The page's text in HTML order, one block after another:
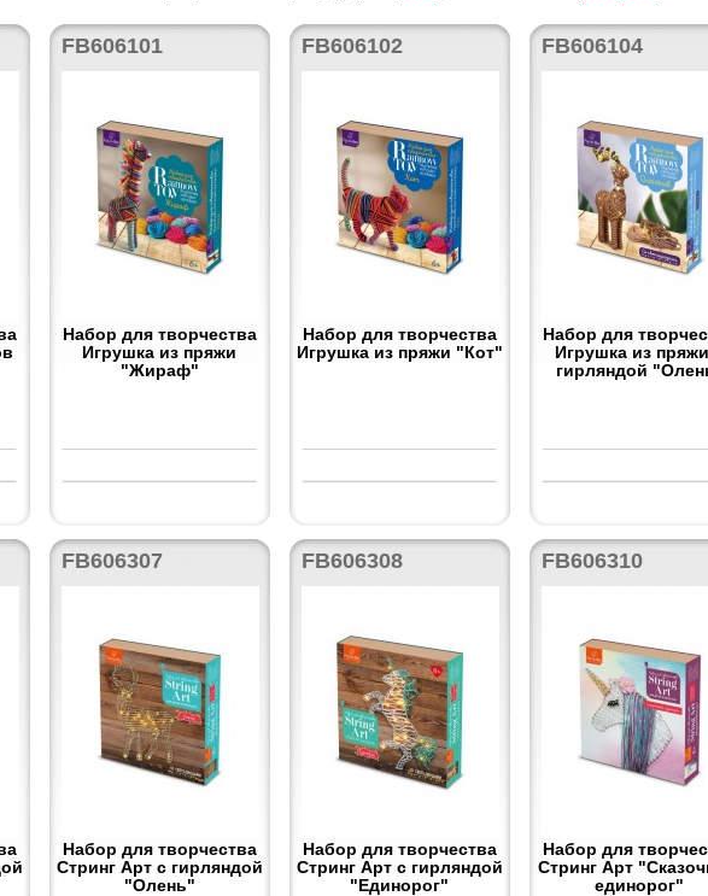
FB606101
Набор для творчества
Игрушка из пряжи
"Жираф"
FB606102
Набор для творчества
Игрушка из пряжи "Кот"
FB606104
Набор для
Игрушка из
гирляндой
FB606307
Набор для творчества
Стринг Арт с гирляндой
"Олень"
FB606308
Набор для творчества
Стринг Арт с гирляндой
"Единорог"
FB606310
Набор для
Стринг Арт
единорог"